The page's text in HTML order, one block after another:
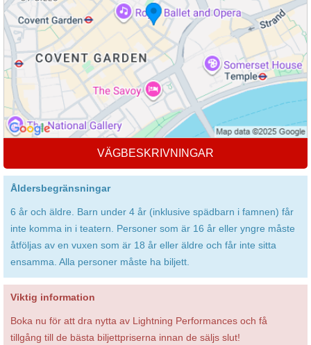
VÄGBESKRIVNINGAR
Åldersbegränsningar
6 år och äldre. Barn under 4 år (inklusive spädbarn i famnen) får
inte komma in i teatern. Personer som är 16 år eller yngre måste
åtföljas av en vuxen som är 18 år eller äldre och får inte sitta
ensamma. Alla personer måste ha biljett.
Viktig information
Boka nu för att dra nytta av Lightning Performances och få
tillgång till de bästa biljettpriserna innan de säljs slut!